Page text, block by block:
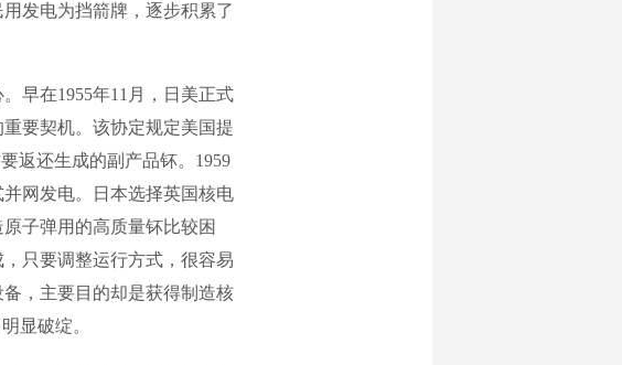
发电为挡箭牌，逐步积累了
早在1955年11月，日美正式
要契机。该协定规定美国提
返还生成的副产品钚。1959
网发电。日本选择英国核电
子弹用的高质量钚比较困
只要调整运行方式，很容易
，主要目的却是获得制造核
显破绽。